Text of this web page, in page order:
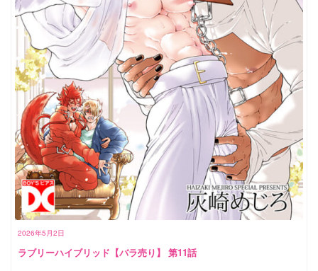
2026年5月2日
ラブリーハイブリッド【バラ売り】 第11話